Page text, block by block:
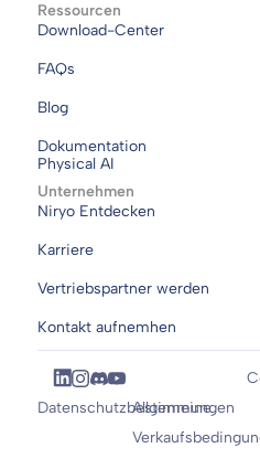
Ressourcen
Download-Center
FAQs
Blog
Dokumentation
Physical AI
Unternehmen
Niryo Entdecken
Karriere
Vertriebspartner werden
Kontakt aufnemhen
Datenschutzbestimmungen
Allgemeine